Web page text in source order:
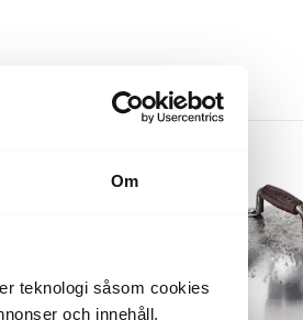
Om
teknologi såsom cookies
och innehåll,